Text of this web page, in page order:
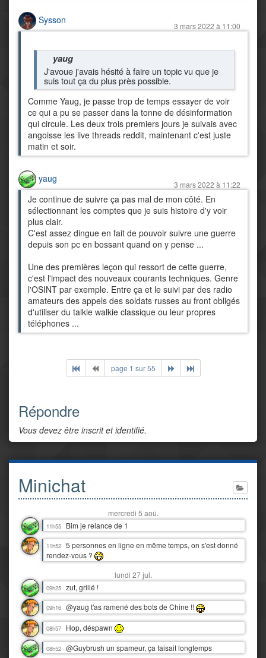
Sysson
3 mars 2022 à 11:00
yaug
J'avoue j'avais hésité à faire un topic vu que je
suis tout ça du plus près possible.
Comme Yaug, je passe trop de temps essayer de voir
ce qui a pu se passer dans la tonne de désinformation
qui circule. Les deux trois premiers jours je suivais avec
angoisse les live threads reddit, maintenant c'est juste
matin et soir.
yaug
3 mars 2022 à 11:22
Je continue de suivre ça pas mal de mon côté. En
sélectionnant les comptes que je suis histoire d'y voir
plus clair.
C'est assez dingue en fait de pouvoir suivre une guerre
depuis son pc en bossant quand on y pense ...
Une des premières leçon qui ressort de cette guerre,
c'est l'impact des nouveaux courants techniques. Genre
l'OSINT par exemple. Entre ça et le suivi par des radio
amateurs des appels des soldats russes au front obligés
d'utiliser du talkie walkie classique ou leur propres
téléphones ...
page 1 sur 55
Répondre
Vous devez être inscrit et identifié.
Minichat
mercredi 5 aoû.
11h55 Bim je relance de 1
11h52 5 personnes en ligne en même temps, on s'est donné
rendez-vous ?
lundi 27 jul.
09h25 zut, grillé !
09h16 @yaug t'as ramené des bots de Chine !!
08h57 Hop, déspawn
08h52 @Guybrush un spameur, ça faisait longtemps